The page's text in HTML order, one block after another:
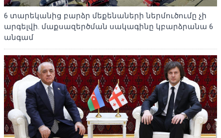
6 տարեկանից բարձր մեքենաների ներմուծումը չի
արգելվի. մաքսազերծման սակագինը կբարձրանա 6
անգամ